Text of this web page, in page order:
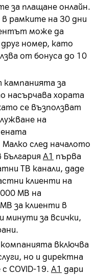
за плащане онлайн.
рамките на 30 дни
може да
номер, като
от бонуса до 10
кампанията за
насърчава хората
се възползват
на
след началото
А1 първа
ТВ канали, даде
клиенти на
000 МВ на
за клиенти в
минути за всички,
включва
но и директна
COVID-19. А1 дари